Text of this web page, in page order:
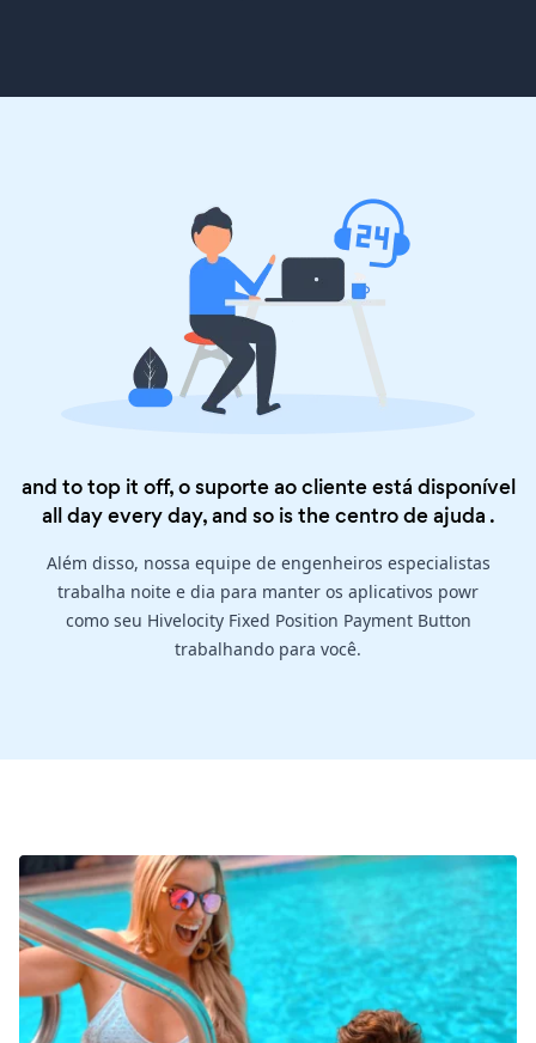
and to top it off, o suporte ao cliente está disponível
all day every day, and so is thecentro de ajuda .
Além disso, nossa equipe de engenheiros especialistas
trabalha noite e dia para manter os aplicativos powr
como seu Hivelocity Fixed Position Payment Button
trabalhando para você.